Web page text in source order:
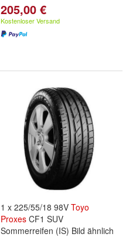
205,00 €
Kostenloser Versand
1 x 225/55/18 98V Toyo
Proxes CF1 SUV
Sommerreifen (IS) Bild ähnlich